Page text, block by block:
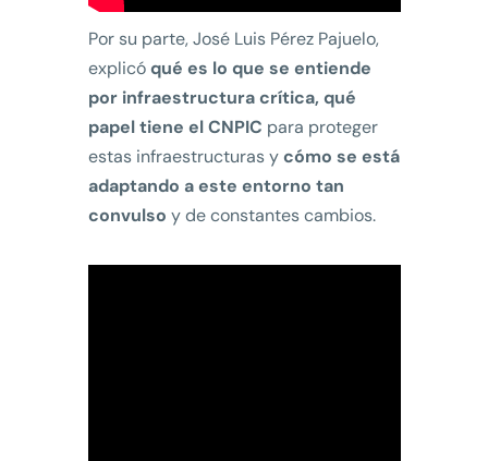
Por su parte, José Luis Pérez Pajuelo,
explicóqué es lo que se entiende
por infraestructura crítica, qué
papel tiene el CNPIC para proteger
estas infraestructuras ycómo se está
adaptando a este entorno tan
convulso y de constantes cambios.